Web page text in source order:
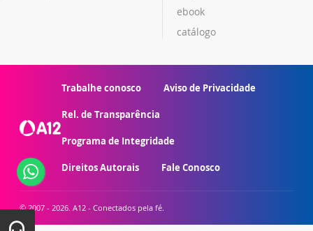
ebook
catálogo
Trabalhe conosco Aviso de Privacidade
Rel. de Transparência
Programa de Integridade
Direitos Autorais Fale Conosco
© 2007 - 2026. A12 - Conectados pela fé.